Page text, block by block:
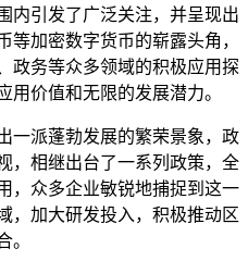
内引发了广泛关注，并呈现出
等加密数字货币的崭露头角，
政务等众多领域的积极应用探
用价值和无限的发展潜力。
一派蓬勃发展的繁荣景象，政
，相继出台了一系列政策，全
，众多企业敏锐地捕捉到这一
，加大研发投入，积极推动区
。